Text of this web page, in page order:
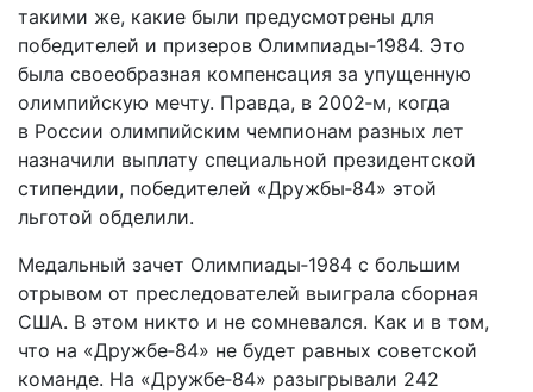
такими же, какие были предусмотрены для
победителей и призеров Олимпиады‑1984. Это
была своеобразная компенсация за упущенную
олимпийскую мечту. Правда, в 2002‑м, когда
в России олимпийским чемпионам разных лет
назначили выплату специальной президентской
стипендии, победителей «Дружбы‑84» этой
льготой обделили.
Медальный зачет Олимпиады‑1984 с большим
отрывом от преследователей выиграла сборная
США. В этом никто и не сомневался. Как и в том,
что на «Дружбе‑84» не будет равных советской
команде. На «Дружбе‑84» разыгрывали 242